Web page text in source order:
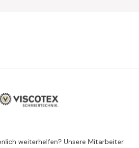
weiterhelfen? Unsere Mitarbeiter